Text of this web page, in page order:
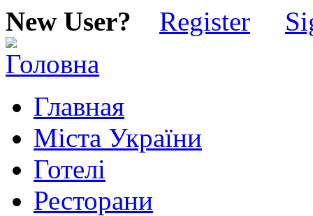
New User? Register
Главная
Міста України
Готелі
Ресторани